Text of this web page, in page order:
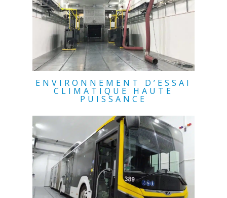
ENVIRONNEMENT D’ESSAI
CLIMATIQUE HAUTE
PUISSANCE